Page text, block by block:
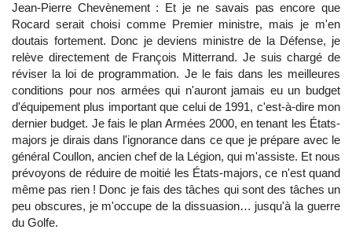
Jean-Pierre Chevènement : Et je ne savais pas encore que
Rocard serait choisi comme Premier ministre, mais je m'en
doutais fortement. Donc je deviens ministre de la Défense, je
relève directement de François Mitterrand. Je suis chargé de
réviser la loi de programmation. Je le fais dans les meilleures
conditions pour nos armées qui n'auront jamais eu un budget
d'équipement plus important que celui de 1991, c'est-à-dire mon
dernier budget. Je fais le plan Armées 2000, en tenant les États-
majors je dirais dans l'ignorance dans ce que je prépare avec le
général Coullon, ancien chef de la Légion, qui m'assiste. Et nous
prévoyons de réduire de moitié les États-majors, ce n'est quand
même pas rien ! Donc je fais des tâches qui sont des tâches un
peu obscures, je m'occupe de la dissuasion… jusqu'à la guerre
du Golfe.